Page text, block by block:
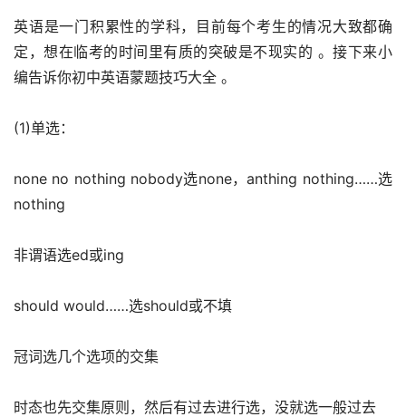
英语是一门积累性的学科，目前每个考生的情况大致都确
定，想在临考的时间里有质的突破是不现实的 。接下来小
编告诉你初中英语蒙题技巧大全 。
(1)单选：­
none no nothing nobody选none，­anthing nothing……选
nothing­
非谓语选ed或ing­
should would……选should或不填­
冠词选几个选项的交集
时态也先交集原则，然后有过去进行选，没就选一般过去­